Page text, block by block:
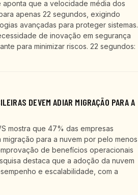
aponta que a velocidade média dos
apenas 22 segundos, exigindo
avançadas para proteger sistemas.
de inovação em segurança
para minimizar riscos. 22 segundos:
DEVEM ADIAR MIGRAÇÃO PARA A
mostra que 47% das empresas
migração para a nuvem por pelo menos
de benefícios operacionais
destaca que a adoção da nuvem
e escalabilidade, com a